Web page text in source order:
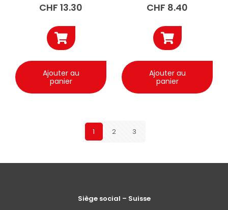
CHF 13.30
Ajouter au
panier
CHF 8.40
Ajouter au
panier
1 2 3
Siège social – Suisse